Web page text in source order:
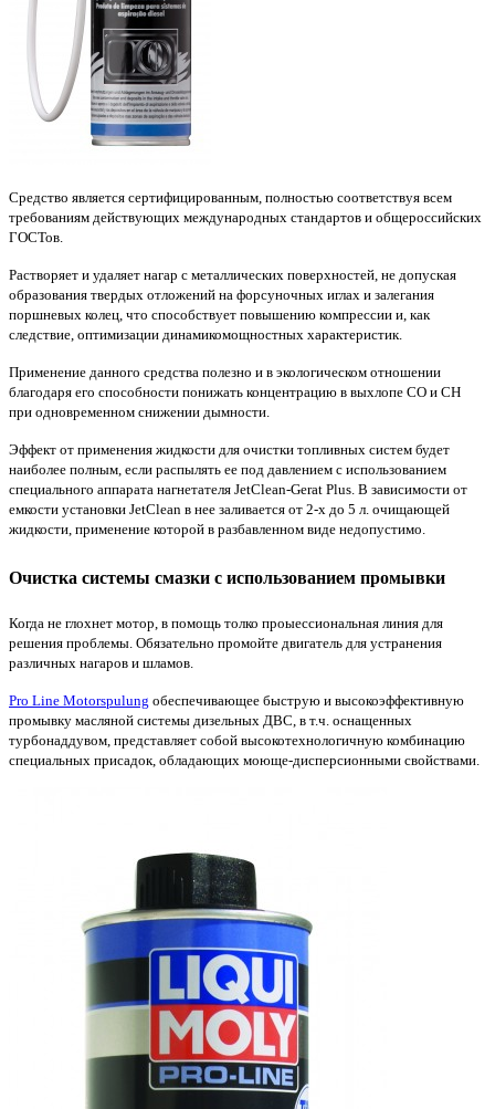
Средство является сертифицированным, полностью соответствуя всем
требованиям действующих международных стандартов и общероссийских
ГОСТов.
Растворяет и удаляет нагар с металлических поверхностей, не допуская
образования твердых отложений на форсуночных иглах и залегания
поршневых колец, что способствует повышению компрессии и, как
следствие, оптимизации динамикомощностных характеристик.
Применение данного средства полезно и в экологическом отношении
благодаря его способности понижать концентрацию в выхлопе СО и СН
при одновременном снижении дымности.
Эффект от применения жидкости для очистки топливных систем будет
наиболее полным, если распылять ее под давлением с использованием
специального аппарата нагнетателя JetClean-Gerat Plus. В зависимости от
емкости установки JetClean в нее заливается от 2-х до 5 л. очищающей
жидкости, применение которой в разбавленном виде недопустимо.
Очистка системы смазки с использованием промывки
Когда не глохнет мотор, в помощь толко проыессиональная линия для
решения проблемы. Обязательно промойте двигатель для устранения
различных нагаров и шламов.
Pro Line Motorspulung обеспечивающее быструю и высокоэффективную
промывку масляной системы дизельных ДВС, в т.ч. оснащенных
турбонаддувом, представляет собой высокотехнологичную комбинацию
специальных присадок, обладающих моюще-дисперсионными свойствами.